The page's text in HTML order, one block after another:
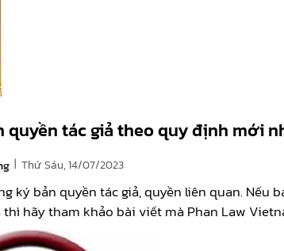
quyền tác giả theo quy định mới
| Thứ Sáu, 14/07/2023
ký bản quyền tác giả, quyền liên quan. Nếu
hãy tham khảo bài viết mà Phan Law